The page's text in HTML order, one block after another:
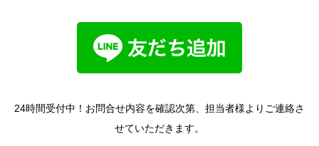
24時間受付中！お問合せ内容を確認次第、担当者様よりご連絡さ
せていただきます。